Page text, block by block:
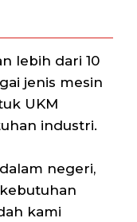
lebih dari 10
jenis mesin
UKM
industri.
negeri,
kami